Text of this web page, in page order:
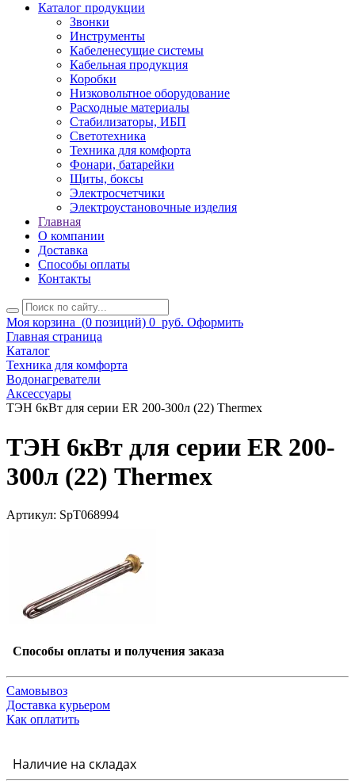
Каталог продукции
Звонки
Инструменты
Кабеленесущие системы
Кабельная продукция
Коробки
Низковольтное оборудование
Расходные материалы
Стабилизаторы, ИБП
Светотехника
Техника для комфорта
Фонари, батарейки
Щиты, боксы
Электросчетчики
Электроустановочные изделия
Главная
О компании
Доставка
Способы оплаты
Контакты
Моя корзина (0 позиций) 0 руб. Оформить
Главная страница
Каталог
Техника для комфорта
Водонагреватели
Аксессуары
ТЭН 6кВт для серии ER 200-300л (22) Thermex
ТЭН 6кВт для серии ER 200-
300л (22) Thermex
Артикул: SpT068994
Способы оплаты и получения заказа
Самовывоз
Доставка курьером
Как оплатить
Наличие на складах